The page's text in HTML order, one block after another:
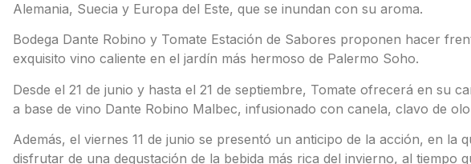
Alemania, Suecia y Europa del Este, que se inundan con su aroma.
Bodega Dante Robino y Tomate Estación de Sabores proponen hacer
exquisito vino caliente en el jardín más hermoso de Palermo Soho.
Desde el 21 de junio y hasta el 21 de septiembre, Tomate ofrecerá en su
a base de vino Dante Robino Malbec, infusionado con canela, clavo de
Además, el viernes 11 de junio se presentó un anticipo de la acción, en la
disfrutar de una degustación de la bebida más rica del invierno, al tiempo